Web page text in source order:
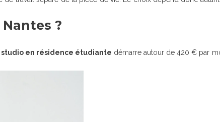
?
studio en résidence étudiante démarre autour de 420 € par